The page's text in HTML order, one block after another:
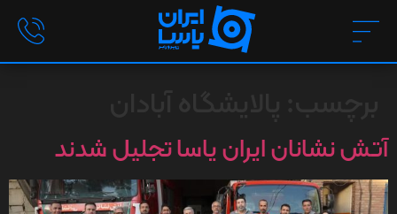
آتش نشانان ایران یاسا تجلیل شدند